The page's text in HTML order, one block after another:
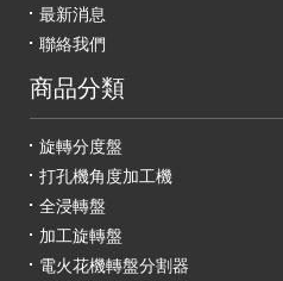
最新消息
聯絡我們
商品分類
旋轉分度盤
打孔機角度加工機
全浸轉盤
加工旋轉盤
電火花機轉盤分割器